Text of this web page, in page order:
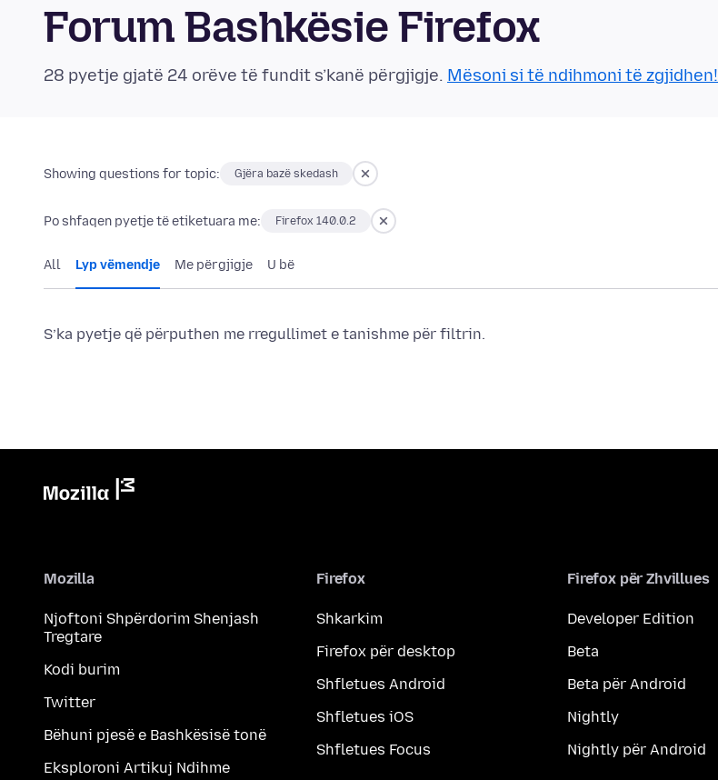
Forum Bashkësie Firefox
28 pyetje gjatë 24 orëve të fundit s’kanë përgjigje. Mësoni si të ndihmoni të zgjidhen!
Showing questions for topic: Gjëra bazë skedash
Po shfaqen pyetje të etiketuara me: Firefox 140.0.2
All Lyp vëmendje Me përgjigje U bë
S’ka pyetje që përputhen me rregullimet e tanishme për filtrin.
Mozilla
Njoftoni Shpërdorim Shenjash
Tregtare
Kodi burim
Twitter
Bëhuni pjesë e Bashkësisë tonë
Eksploroni Artikuj Ndihme
Firefox
Shkarkim
Firefox për desktop
Shfletues Android
Shfletues iOS
Shfletues Focus
Firefox për Zhvillues
Developer Edition
Beta
Beta për Android
Nightly
Nightly për Android